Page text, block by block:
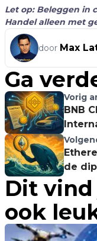
Let op: Beleggen in
Handel alleen met
door Max
Ga
Vorig
BNB
de
Dit
ook